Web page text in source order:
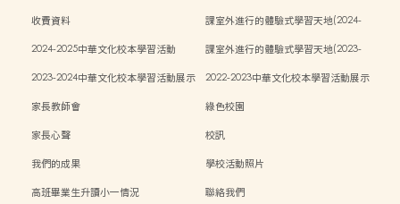
收費資料
課室外進行的體驗式學習天地(2024-
2024-2025中華文化校本學習活動
課室外進行的體驗式學習天地(2023-
2023-2024中華文化校本學習活動展示
2022-2023中華文化校本學習活動展示
家長教師會
綠色校園
家長心聲
校訊
我們的成果
學校活動照片
高班畢業生升讀小一情況
聯絡我們